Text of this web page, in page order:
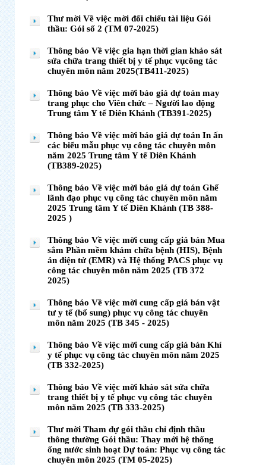
Thư mời Về việc mời đối chiếu tài liệu Gói
thầu: Gói số 2 (TM 07-2025)
Thông báo Về việc gia hạn thời gian khảo sát
sửa chữa trang thiết bị y tế phục vụcông tác
chuyên môn năm 2025(TB411-2025)
Thông báo Về việc mời báo giá dự toán may
trang phục cho Viên chức – Người lao động
Trung tâm Y tế Diên Khánh (TB391-2025)
Thông báo Về việc mời báo giá dự toán In ấn
các biểu mẫu phục vụ công tác chuyên môn
năm 2025 Trung tâm Y tế Diên Khánh
(TB389-2025)
Thông báo Về việc mời báo giá dự toán Ghế
lãnh đạo phục vụ công tác chuyên môn năm
2025 Trung tâm Y tế Diên Khánh (TB 388-
2025 )
Thông báo Về việc mời cung cấp giá bán Mua
sắm Phần mềm khám chữa bệnh (HIS), Bệnh
án điện tử (EMR) và Hệ thống PACS phục vụ
công tác chuyên môn năm 2025 (TB 372
2025)
Thông báo Về việc mời cung cấp giá bán vật
tư y tế (bổ sung) phục vụ công tác chuyên
môn năm 2025 (TB 345 - 2025)
Thông báo Về việc mời cung cấp giá bán Khí
y tế phục vụ công tác chuyên môn năm 2025
(TB 332-2025)
Thông báo Về việc mời khảo sát sửa chữa
trang thiết bị y tế phục vụ công tác chuyên
môn năm 2025 (TB 333-2025)
Thư mời Tham dự gói thầu chỉ định thầu
thông thường Gói thầu: Thay mới hệ thống
ống nước sinh hoạt Dự toán: Phục vụ công tác
chuyên môn 2025 (TM 05-2025)